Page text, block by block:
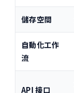
儲存空間
自動化工作
流
API 接口